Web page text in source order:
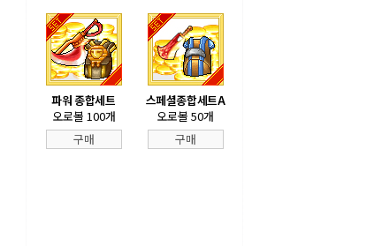
파워 종합세트
오로볼 100개
구매
스페셜종합세트A
오로볼 50개
구매